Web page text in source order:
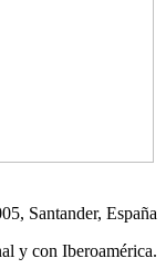
Santander, España
y con Iberoamérica.